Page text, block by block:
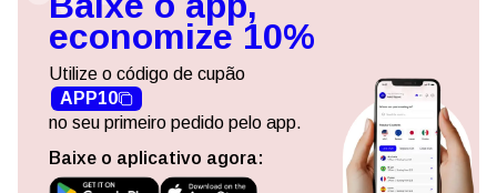
economize 10%
Utilize o código de cupão
APP10
no seu primeiro pedido pelo app.
Baixe o aplicativo agora: